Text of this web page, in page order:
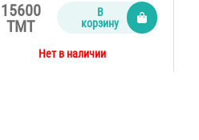
15600
TMT
В
корзину
Нет в наличии